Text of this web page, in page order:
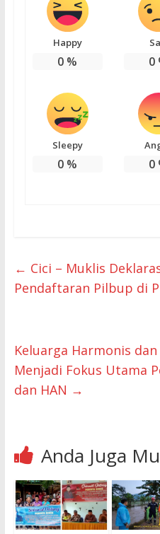
Happy
0 % 0
Sleepy
0 % 0
← Cici – Muklis
Pendaftaran Pilbup di
Keluarga Harmonis
Menjadi Fokus Utama
dan HAN →
Anda Juga